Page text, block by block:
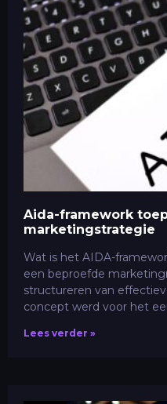
Aida-framework
marketingstrategie
Wat is het AIDA-
een beproefde
structureren van
concept werd voor het
Lees verder »